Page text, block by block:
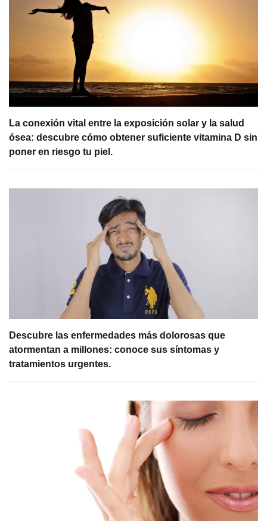
La conexión vital entre la exposición solar y la salud
ósea: descubre cómo obtener suficiente vitamina D sin
poner en riesgo tu piel.
Descubre las enfermedades más dolorosas que
atormentan a millones: conoce sus síntomas y
tratamientos urgentes.